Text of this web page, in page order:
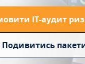
ІТ-аудит
Подивитись